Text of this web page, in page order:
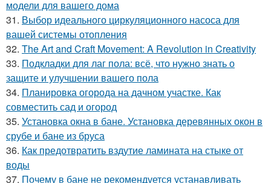
модели для вашего дома
31. Выбор идеального циркуляционного насоса для
вашей системы отопления
32. The Art and Craft Movement: A Revolution in Creativity
33. Подкладки для лаг пола: всё, что нужно знать о
защите и улучшении вашего пола
34. Планировка огорода на дачном участке. Как
совместить сад и огород
35. Установка окна в бане. Установка деревянных окон в
срубе и бане из бруса
36. Как предотвратить вздутие ламината на стыке от
воды
37. Почему в бане не рекомендуется устанавливать